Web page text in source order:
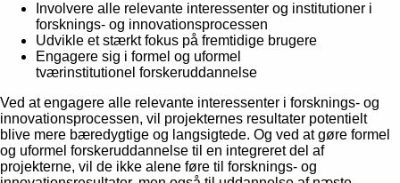
Involvere alle relevante interessenter og institutioner i
forsknings- og innovationsprocessen
Udvikle et stærkt fokus på fremtidige brugere
Engagere sig i formel og uformel
tværinstitutionel forskeruddannelse
Ved at engagere alle relevante interessenter i forsknings- og
innovationsprocessen, vil projekternes resultater potentielt
blive mere bæredygtige og langsigtede. Og ved at gøre formel
og uformel forskeruddannelse til en integreret del af
projekterne, vil de ikke alene føre til forsknings- og